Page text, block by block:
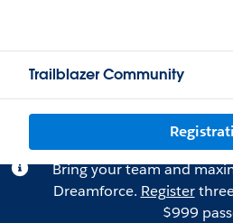
Trailblazer Community
Registrati
Bring your team and
Dreamforce. Register
$999